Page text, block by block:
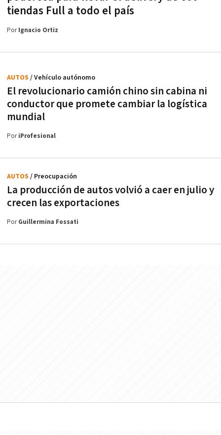
tiendas Full a todo el país
PorIgnacio Ortiz
El revolucionario camión chino sin cabina ni
conductor que promete cambiar la logística
mundial
AUTOS / Vehículo autónomo
PoriProfesional
La producción de autos volvió a caer en julio y
crecen las exportaciones
AUTOS / Preocupación
PorGuillermina Fossati